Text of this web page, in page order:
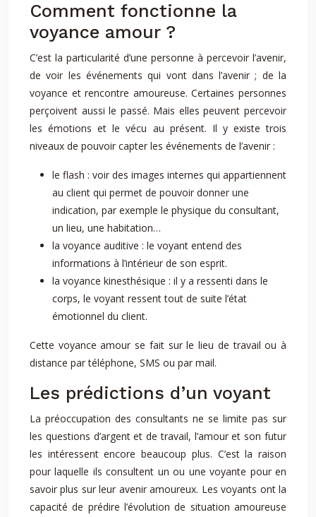
Comment fonctionne la
voyance amour ?
C’est la particularité d’une personne à percevoir l’avenir,
de voir les événements qui vont dans l’avenir ; de la
voyance et rencontre amoureuse. Certaines personnes
perçoivent aussi le passé. Mais elles peuvent percevoir
les émotions et le vécu au présent. Il y existe trois
niveaux de pouvoir capter les événements de l’avenir :
le flash : voir des images internes qui appartiennent
au client qui permet de pouvoir donner une
indication, par exemple le physique du consultant,
un lieu, une habitation…
la voyance auditive : le voyant entend des
informations à l’intérieur de son esprit.
la voyance kinesthésique : il y a ressenti dans le
corps, le voyant ressent tout de suite l’état
émotionnel du client.
Cette voyance amour se fait sur le lieu de travail ou à
distance par téléphone, SMS ou par mail.
Les prédictions d’un voyant
La préoccupation des consultants ne se limite pas sur
les questions d’argent et de travail, l’amour et son futur
les intéressent encore beaucoup plus. C’est la raison
pour laquelle ils consultent un ou une voyante pour en
savoir plus sur leur avenir amoureux. Les voyants ont la
capacité de prédire l’évolution de situation amoureuse